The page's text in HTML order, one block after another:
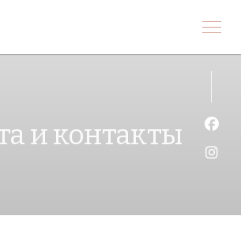
и контакты